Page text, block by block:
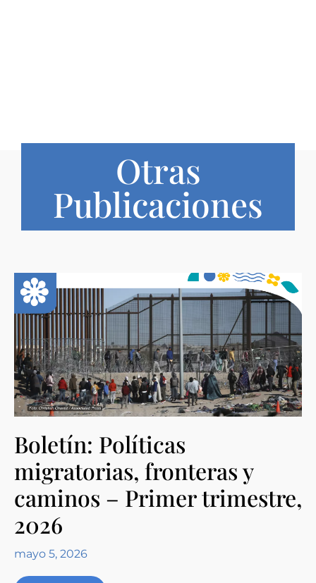
Otras
Publicaciones
Boletín: Políticas
migratorias, fronteras y
caminos – Primer trimestre,
2026
mayo 5, 2026